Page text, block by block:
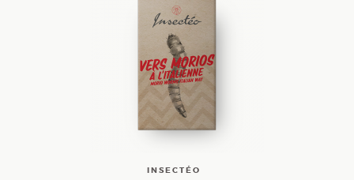
INSECTÉO